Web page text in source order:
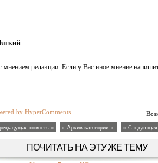
мнением редакции. Если у Вас иное мнение
by HyperComments
новость « » Архив категории « » Следующая
ПОЧИТАТЬ НА ЭТУ ЖЕ ТЕМУ